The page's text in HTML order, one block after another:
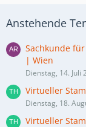
Anstehende
Sachkunde
| Wien
Dienstag, 14. Juli
Virtueller
Dienstag, 18.
Virtueller